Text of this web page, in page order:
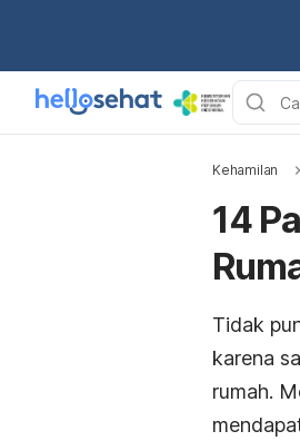
Kehamilan
14
Tidak
karena
rumah.